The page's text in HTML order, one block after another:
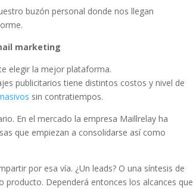
buzón personal donde nos llegan
marketing
elegir la mejor plataforma.
publicitarios tiene distintos costos y nivel de
sin contratiempos.
En el mercado la empresa Maillrelay ha
que empiezan a consolidarse así como
por esa vía. ¿Un leads? O una síntesis de
Dependerá entonces los alcances que